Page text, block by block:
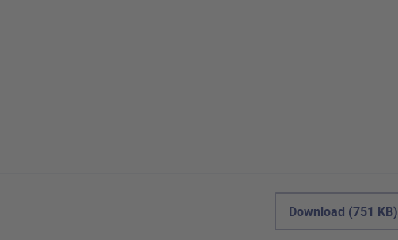
Download (751 KB)